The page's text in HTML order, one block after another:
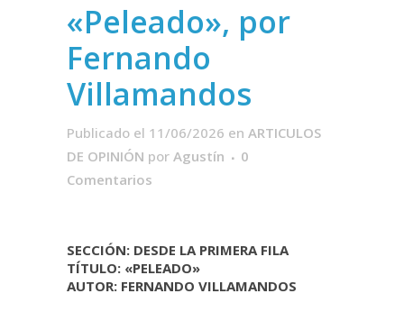
«Peleado», por
Fernando
Villamandos
Publicado el 11/06/2026 en ARTICULOS
DE OPINIÓN por Agustín
0
Comentarios
SECCIÓN: DESDE LA PRIMERA FILA
TÍTULO: «PELEADO»
AUTOR: FERNANDO VILLAMANDOS